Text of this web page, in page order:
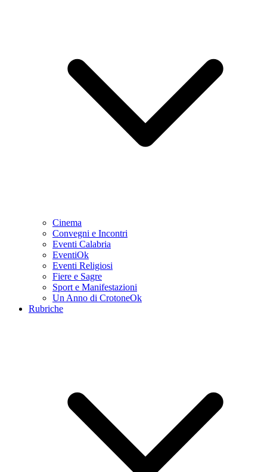
Cinema
Convegni e Incontri
Eventi Calabria
EventiOk
Eventi Religiosi
Fiere e Sagre
Sport e Manifestazioni
Un Anno di CrotoneOk
Rubriche